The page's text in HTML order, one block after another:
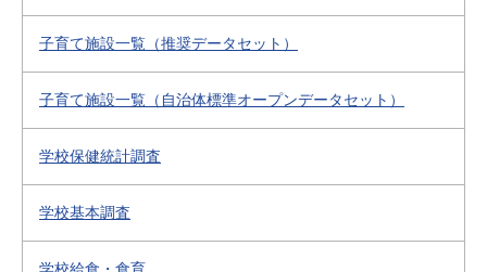
子育て施設一覧（推奨データセット）
子育て施設一覧（自治体標準オープンデータセット）
学校保健統計調査
学校基本調査